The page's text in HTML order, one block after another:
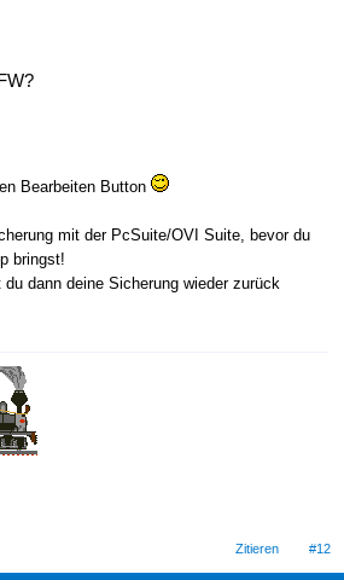
Bearbeiten Button
mit der PcSuite/OVI Suite, bevor du
bringst!
dann deine Sicherung wieder zurück
Zitieren #12